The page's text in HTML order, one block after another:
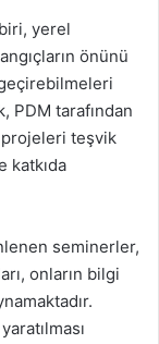
yerel
önünü
PDM tarafından
projeleri teşvik
katkıda
seminerler,
onların bilgi